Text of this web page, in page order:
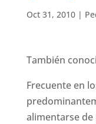
Oct 31, 2010|
También
Frecuente en
alimentarse de